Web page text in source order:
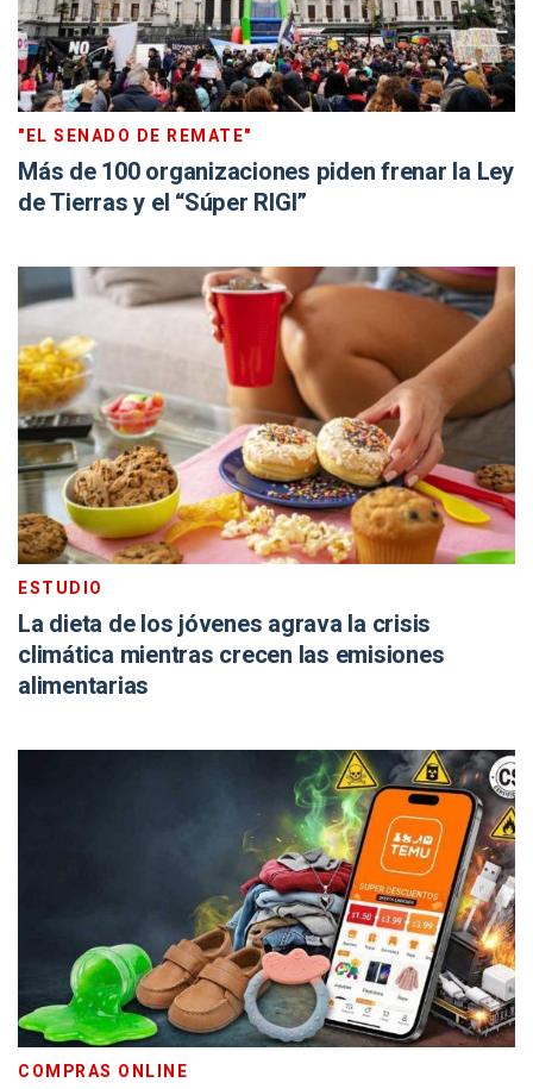
"EL SENADO DE REMATE"
Más de 100 organizaciones piden frenar la Ley
de Tierras y el “Súper RIGI”
ESTUDIO
La dieta de los jóvenes agrava la crisis
climática mientras crecen las emisiones
alimentarias
COMPRAS ONLINE